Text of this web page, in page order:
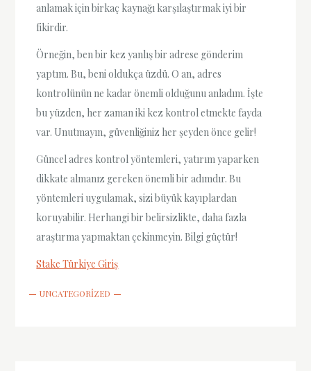
anlamak için birkaç kaynağı karşılaştırmak iyi bir
fikirdir.
Örneğin, ben bir kez yanlış bir adrese gönderim
yaptım. Bu, beni oldukça üzdü. O an, adres
kontrolünün ne kadar önemli olduğunu anladım. İşte
bu yüzden, her zaman iki kez kontrol etmekte fayda
var. Unutmayın, güvenliğiniz her şeyden önce gelir!
Güncel adres kontrol yöntemleri, yatırım yaparken
dikkate almanız gereken önemli bir adımdır. Bu
yöntemleri uygulamak, sizi büyük kayıplardan
koruyabilir. Herhangi bir belirsizlikte, daha fazla
araştırma yapmaktan çekinmeyin. Bilgi güçtür!
Stake Türkiye Giriş
UNCATEGORIZED